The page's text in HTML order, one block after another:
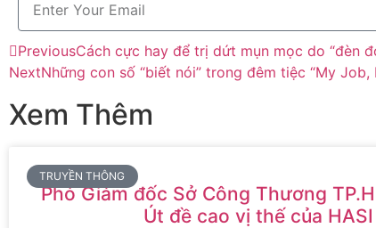
PreviousCách cực hay để trị dứt mụn mọc do “đèn
NextNhững con số “biết nói” trong đêm tiệc “My
Xem Thêm
TRUYỀN THÔNG
Phó Giám đốc Sở Công Thương
Út đề cao vị thế của HASI